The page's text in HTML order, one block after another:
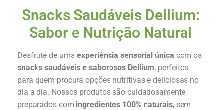
Snacks Saudáveis Dellium:
Sabor e Nutrição Natural
Desfrute de uma experiência sensorial única com os
snacks saudáveis e saborosos Dellium, perfeitos
para quem procura opções nutritivas e deliciosas no
dia a dia. Nossos produtos são cuidadosamente
preparados com ingredientes 100% naturais, sem